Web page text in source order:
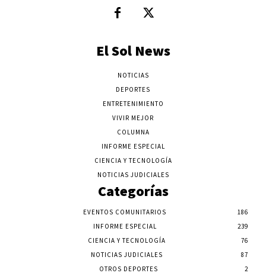
El Sol News
NOTICIAS
DEPORTES
ENTRETENIMIENTO
VIVIR MEJOR
COLUMNA
INFORME ESPECIAL
CIENCIA Y TECNOLOGÍA
NOTICIAS JUDICIALES
Categorías
EVENTOS COMUNITARIOS
186
INFORME ESPECIAL
239
CIENCIA Y TECNOLOGÍA
76
NOTICIAS JUDICIALES
87
OTROS DEPORTES
2